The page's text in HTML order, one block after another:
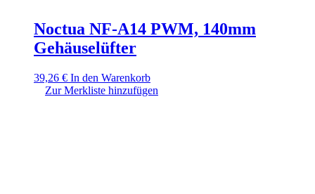
Noctua NF-A14 PWM, 140mm
Gehäuselüfter
39,26 € In den Warenkorb
Zur Merkliste hinzufügen